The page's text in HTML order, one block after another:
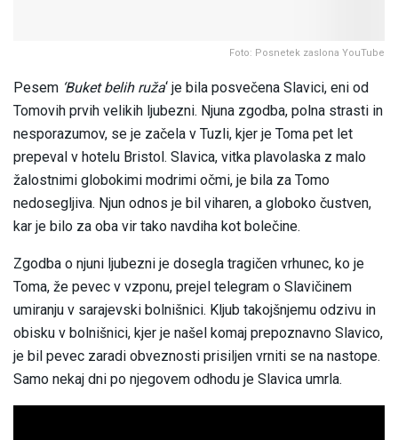
Foto: Posnetek zaslona YouTube
Pesem ‘Buket belih ruža‘ je bila posvečena Slavici, eni od
Tomovih prvih velikih ljubezni. Njuna zgodba, polna strasti in
nesporazumov, se je začela v Tuzli, kjer je Toma pet let
prepeval v hotelu Bristol. Slavica, vitka plavolaska z malo
žalostnimi globokimi modrimi očmi, je bila za Tomo
nedosegljiva. Njun odnos je bil viharen, a globoko čustven,
kar je bilo za oba vir tako navdiha kot bolečine.
Zgodba o njuni ljubezni je dosegla tragičen vrhunec, ko je
Toma, že pevec v vzponu, prejel telegram o Slavičinem
umiranju v sarajevski bolnišnici. Kljub takojšnjemu odzivu in
obisku v bolnišnici, kjer je našel komaj prepoznavno Slavico,
je bil pevec zaradi obveznosti prisiljen vrniti se na nastope.
Samo nekaj dni po njegovem odhodu je Slavica umrla.